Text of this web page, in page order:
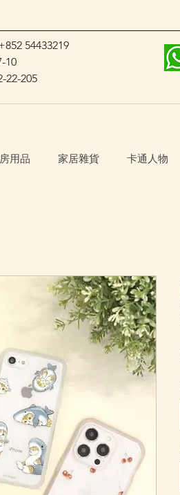
54433219
10
22-205
用品 家居雜貨 卡通人物